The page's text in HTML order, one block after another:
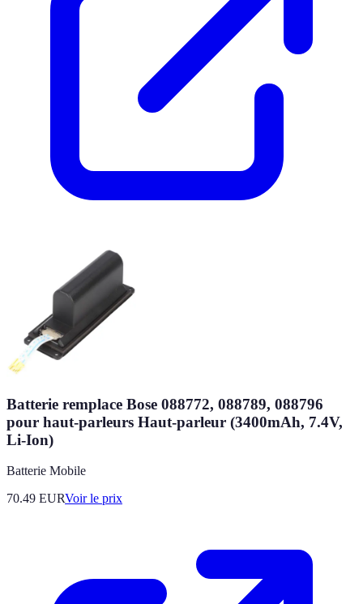
Batterie remplace Bose 088772, 088789, 088796
pour haut-parleurs Haut-parleur (3400mAh, 7.4V,
Li-Ion)
Batterie Mobile
70.49 EURVoir le prix